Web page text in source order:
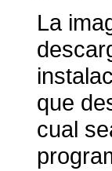
La
que
cual